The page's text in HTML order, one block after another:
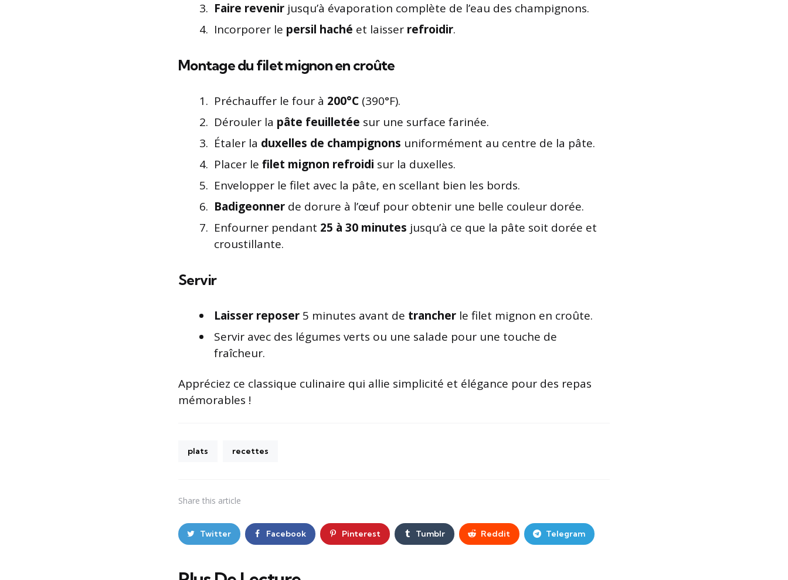
Faire revenir jusqu’à évaporation complète de l’eau des champignons.
Incorporer le persil haché et laisser refroidir.
Montage du filet mignon en croûte
Préchauffer le four à 200°C (390°F).
Dérouler la pâte feuilletée sur une surface farinée.
Étaler la duxelles de champignons uniformément au centre de la pâte.
Placer le filet mignon refroidi sur la duxelles.
Envelopper le filet avec la pâte, en scellant bien les bords.
Badigeonner de dorure à l’œuf pour obtenir une belle couleur dorée.
Enfourner pendant 25 à 30 minutes jusqu’à ce que la pâte soit dorée et
croustillante.
Servir
Laisser reposer 5 minutes avant de trancher le filet mignon en croûte.
Servir avec des légumes verts ou une salade pour une touche de
fraîcheur.
Appréciez ce classique culinaire qui allie simplicité et élégance pour des repas
mémorables !
plats recettes
Share this article
Twitter Facebook Pinterest Tumblr Reddit Telegram